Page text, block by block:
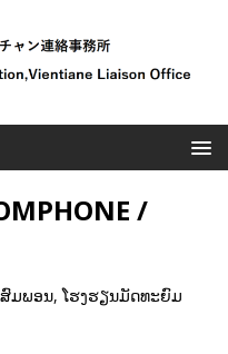
/
ມພອນ, ໂຮງຮຽນມັດທະຍົມ